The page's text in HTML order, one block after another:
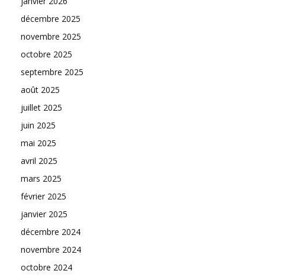
décembre 2025
novembre 2025
octobre 2025
septembre 2025
août 2025
juillet 2025
juin 2025
mai 2025
avril 2025
mars 2025
février 2025
janvier 2025
décembre 2024
novembre 2024
octobre 2024